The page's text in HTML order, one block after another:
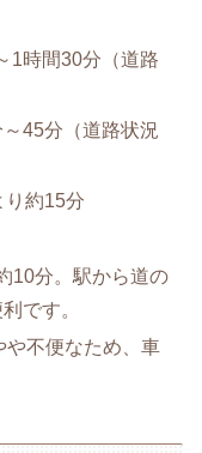
1時間30分（道路
45分（道路状況
り約15分
10分。駅から道の
です。
や不便なため、車